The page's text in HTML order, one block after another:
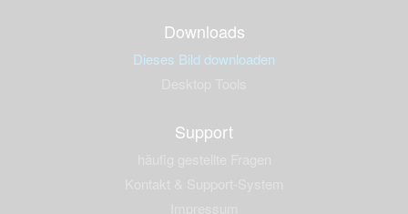
Downloads
Dieses Bild downloaden
Support